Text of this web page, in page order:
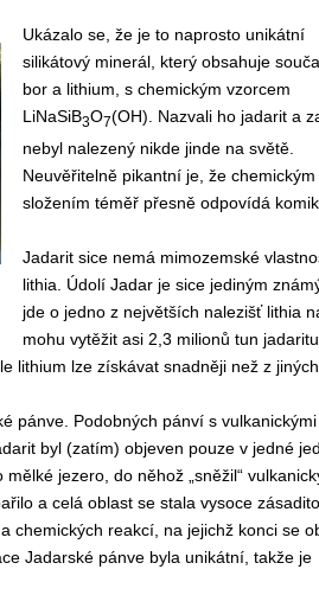
Ukázalo se, že je to naprosto unikátní
silikátový minerál, který obsahuje
bor a lithium, s chemickým vzorcem
LiNaSiB3O7(OH). Nazvali ho jadarit a
nebyl nalezený nikde jinde na světě.
Neuvěřitelně pikantní je, že chemickým
složením téměř přesně odpovídá
Jadarit sice nemá mimozemské
lithia. Údolí Jadar je sice jediným
jde o jedno z největších nalezišť lithia
mohu vytěžit asi 2,3 milionů tun
lithium lze získávat snadněji než z jiných
pánve. Podobných pánví s vulkanickými
byl (zatím) objeven pouze v jedné
jezero, do něhož „sněžil“
a celá oblast se stala vysoce
chemických reakcí, na jejichž konci se
Jadarské pánve byla unikátní, takže je